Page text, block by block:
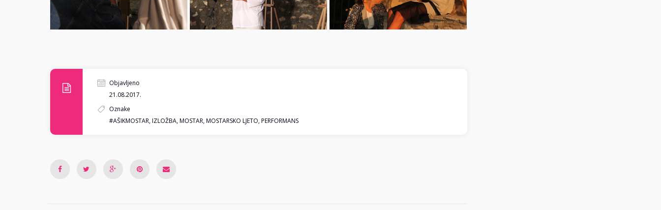
Objavljeno
21.08.2017.
Oznake
#AŠIKMOSTAR,IZLOŽBA,MOSTAR,MOSTARSKO LJETO,PERFORMANS